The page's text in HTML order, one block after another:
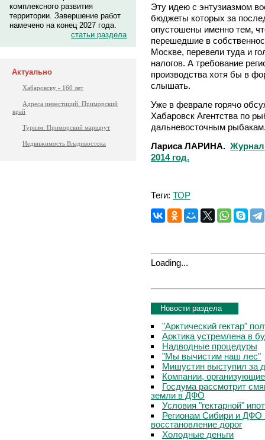
комплексного развития
территории. Завершение работ
намечено на конец 2027 года.
статьи раздела
Актуально
Хабаровску - 160 лет
Адреса инвестиций. Приморский
край
Туризм: Приморский маршрут
Недвижимость Владивостока
Эту идею с энтузиазмом
бюджеты которых за
опустошены именно тем,
перешедшие в
Москве, перевели туда и
налогов. А требование
производства хотя бы в
слышать.
Уже в феврале горячо
Хабаровск Агентства по
дальневосточным
Лариса ЛАРИНА. Журнал
2014 год.
Теги: ТОР
Loading...
Новости раздела
"Арктический гектар"
Арктика устремлена в
Надводные процедуры
"Мы вычистим наш лес"
Мишустин выступил за
Компании,
Госдума рассмотрит
земли в ДФО
Условия "гектарной"
Регионам Сибири и ДФО
восстановление дорог
Холодные деньги